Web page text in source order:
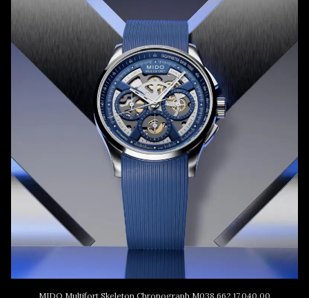
MIDO Multifort Skeleton Chronograph M038.662.17.040.00